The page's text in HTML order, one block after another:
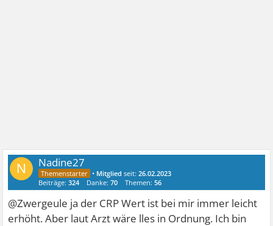
N Nadine27
• Mitglied seit:26.02.2023
Beiträge:324 Danke:70 Themen:56
@Zwergeule ja der CRP Wert ist bei mir immer leicht
erhöht. Aber laut Arzt wäre lles in Ordnung. Ich bin